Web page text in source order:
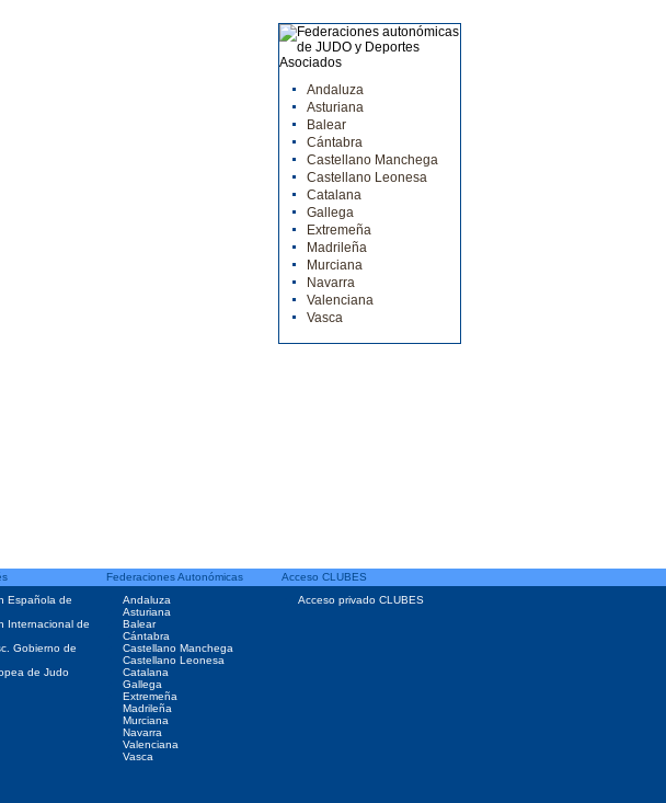
Andaluza
Asturiana
Balear
Cántabra
Castellano Manchega
Castellano Leonesa
Catalana
Gallega
Extremeña
Madrileña
Murciana
Navarra
Valenciana
Vasca
Española de
Internacional de
Gobierno de
de Judo
Federaciones Autonómicas
Andaluza
Asturiana
Balear
Cántabra
Castellano Manchega
Castellano Leonesa
Catalana
Gallega
Extremeña
Madrileña
Murciana
Navarra
Valenciana
Vasca
Acceso CLUBES
Acceso privado CLUBES